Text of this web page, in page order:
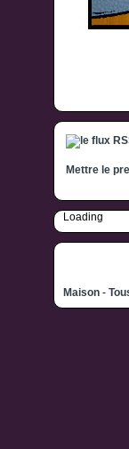
Mettre le
Loading
Maison -